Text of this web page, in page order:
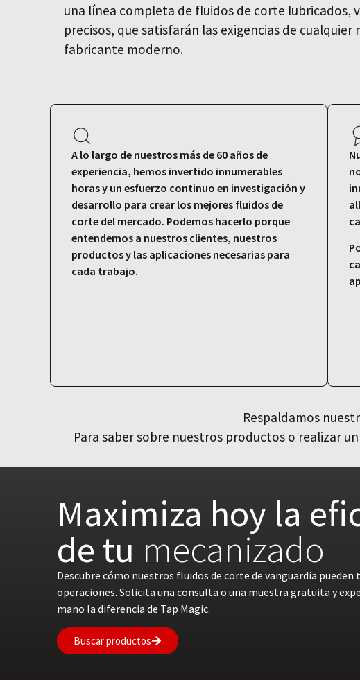
una línea completa de fluidos de corte lubricados,
precisos, que satisfarán las exigencias de cualquier
fabricante moderno.
A lo largo de nuestros más de 60 años de
experiencia, hemos invertido innumerables
horas y un esfuerzo continuo en investigación y
desarrollo para crear los mejores fluidos de
corte del mercado. Podemos hacerlo porque
entendemos a nuestros clientes, nuestros
productos y las aplicaciones necesarias para
cada trabajo.
Respaldamos
Para saber sobre nuestros productos o realizar
Maximiza hoy la
de tu mecanizado
Descubre cómo nuestros fluidos de corte de vanguardia
operaciones. Solicita una consulta o una muestra gratuita y
mano la diferencia de Tap Magic.
Buscar productos